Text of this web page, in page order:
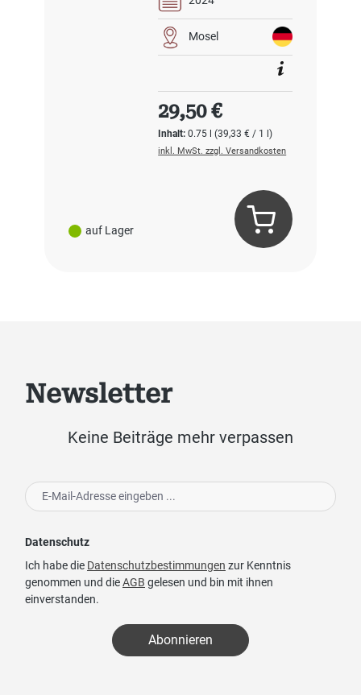
auf Lager
Mosel
Inhalt:0.75 l(39,33 € / 1 l)
Regulärer Preis:
29,50 €
inkl. MwSt. zzgl. Versandkosten
Newsletter
Keine Beiträge mehr verpassen
Datenschutz
Ich habe die Datenschutzbestimmungen zur Kenntnis
genommen und dieAGB gelesen und bin mit ihnen
einverstanden.
Abonnieren